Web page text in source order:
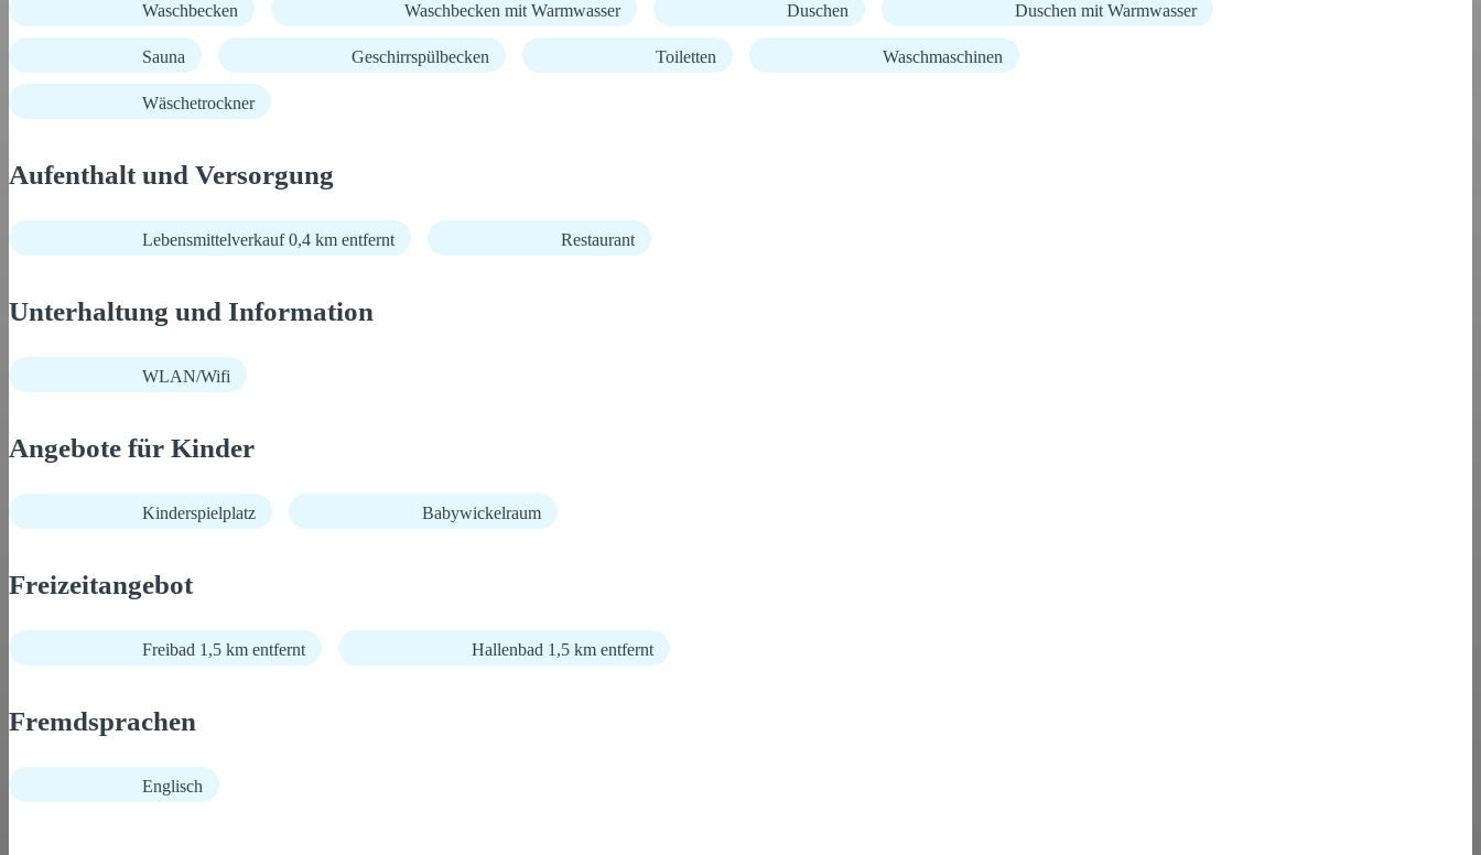
Waschbecken Waschbecken mit Warmwasser Duschen Duschen mit Warmwasser
Sauna Geschirrspülbecken Toiletten Waschmaschinen
Wäschetrockner
Aufenthalt und Versorgung
Lebensmittelverkauf 0,4 km entfernt Restaurant
Unterhaltung und Information
WLAN/Wifi
Angebote für Kinder
Kinderspielplatz Babywickelraum
Freizeitangebot
Freibad 1,5 km entfernt Hallenbad 1,5 km entfernt
Fremdsprachen
Englisch